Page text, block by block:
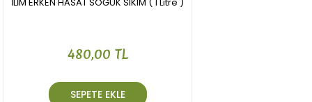
480,00 TL
SEPETE EKLE